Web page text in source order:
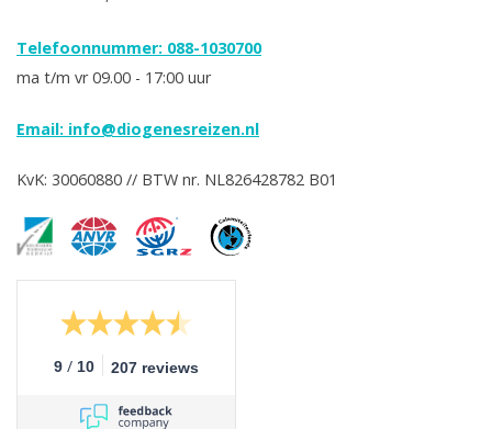
Telefoonnummer: 088-1030700
ma t/m vr 09.00 - 17:00 uur
Email: info@diogenesreizen.nl
KvK: 30060880 // BTW nr. NL826428782 B01
9 / 10 207 reviews